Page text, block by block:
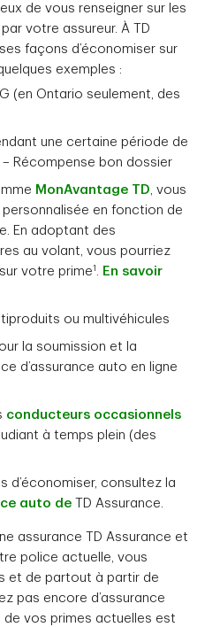
de vous renseigner sur les
votre assureur. À TD
façons d’économiser sur
exemples :
(en Ontario seulement, des
une certaine période de
Récompense bon dossier
MonAvantage TD, vous
en fonction de
En adoptant des
au volant, vous pourriez
votre prime1 . En savoir
ou multivéhicules
la soumission et la
d’assurance auto en ligne
conducteurs occasionnels
à temps plein (des
d’économiser, consultez la
auto de TD Assurance.
assurance TD Assurance et
police actuelle, vous
et de partout à partir de
pas encore d’assurance
vos primes actuelles est